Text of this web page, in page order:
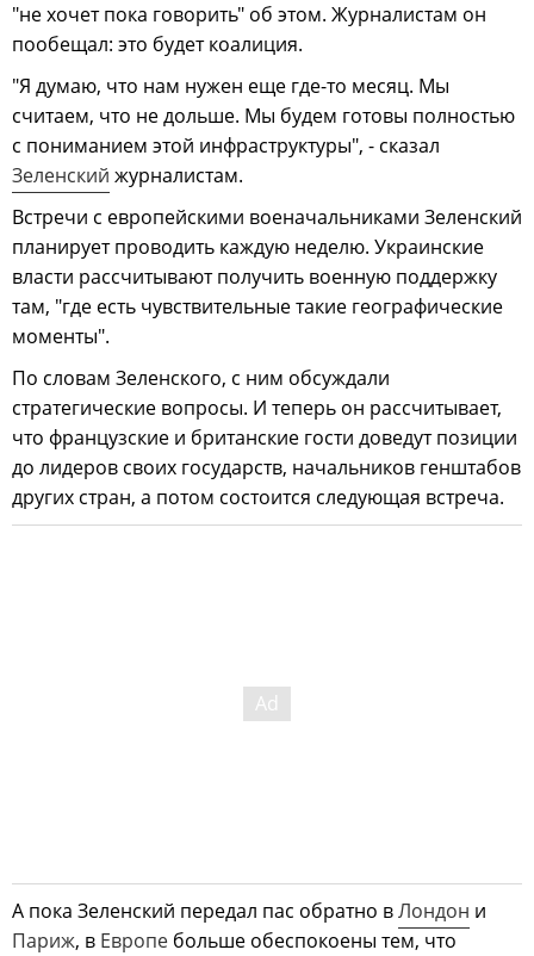
"не хочет пока говорить" об этом. Журналистам он
пообещал: это будет коалиция.
"Я думаю, что нам нужен еще где-то месяц. Мы
считаем, что не дольше. Мы будем готовы полностью
с пониманием этой инфраструктуры", - сказал
Зеленский журналистам.
Встречи с европейскими военачальниками Зеленский
планирует проводить каждую неделю. Украинские
власти рассчитывают получить военную поддержку
там, "где есть чувствительные такие географические
моменты".
По словам Зеленского, с ним обсуждали
стратегические вопросы. И теперь он рассчитывает,
что французские и британские гости доведут позиции
до лидеров своих государств, начальников генштабов
других стран, а потом состоится следующая встреча.
А пока Зеленский передал пас обратно вЛондон и
Париж, в Европе больше обеспокоены тем, что